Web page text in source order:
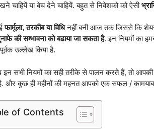
चाहियें या बेच देने चाहियें. बहुत से निवेशको को ऐसी
फार्मूला, तरकीब या विधिनहीं बनी आज तक जिससे कि
की सम्भावना को बढाया जा सकता है. इन नियमों का
पूर्वक उल्लेख किया है.
इन सभी नियमों का सही तरीके से पालन करते हैं, तो आपकी
और कुछ ही महीनों की महनत आपको एक सफल / कामयाब
of Contents